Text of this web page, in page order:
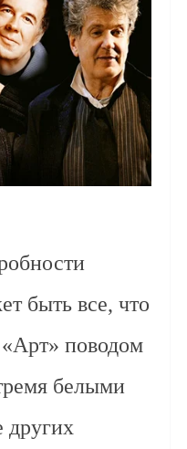
быть все, что
поводом
белыми
других